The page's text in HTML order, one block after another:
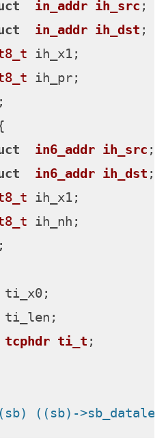
in_addr ih_src ;
in_addr ih_dst ;
ih_x1;
ih_pr;
in6_addr ih_src ;
in6_addr ih_dst ;
ih_x1;
ih_nh;
ti_x0;
ti_len;
tcphdr ti_t ;
((sb)-